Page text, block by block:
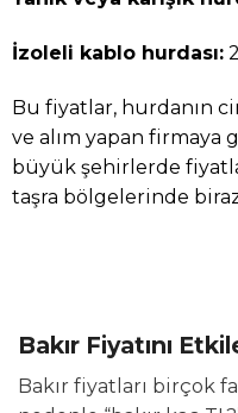
İzoleli kablo hurdası:
Bu fiyatlar, hurdanın
ve alım yapan firmaya
büyük şehirlerde
taşra bölgelerinde
Bakır Fiyatını
Bakır fiyatları birçok